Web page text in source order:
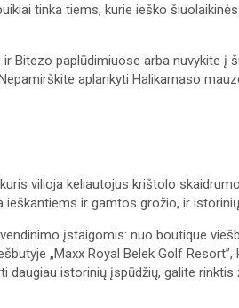
tinka tiems, kurie ieško
Bitezo paplūdimiuose arba nuvykite į
aplankyti Halikarnaso
vilioja keliautojus krištolo
ieškantiems ir gamtos grožio, ir
įstaigomis: nuo boutique
„Maxx Royal Belek Golf Resort”,
daugiau istorinių įspūdžių, galite